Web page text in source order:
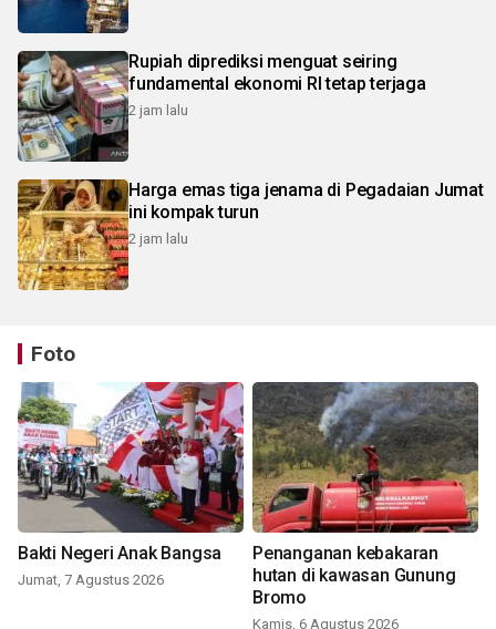
Rupiah diprediksi menguat seiring
fundamental ekonomi RI tetap terjaga
2 jam lalu
Harga emas tiga jenama di Pegadaian Jumat
ini kompak turun
2 jam lalu
Foto
Bakti Negeri Anak Bangsa
Jumat, 7 Agustus 2026
Penanganan kebakaran
hutan di kawasan Gunung
Bromo
Kamis, 6 Agustus 2026